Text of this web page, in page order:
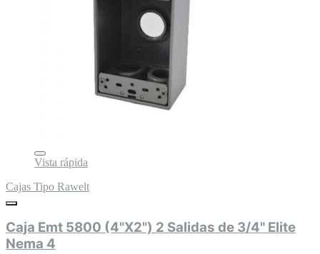
Vista rápida
Cajas Tipo Rawelt
Caja Emt 5800 (4"X2") 2 Salidas de 3/4" Elite
Nema 4